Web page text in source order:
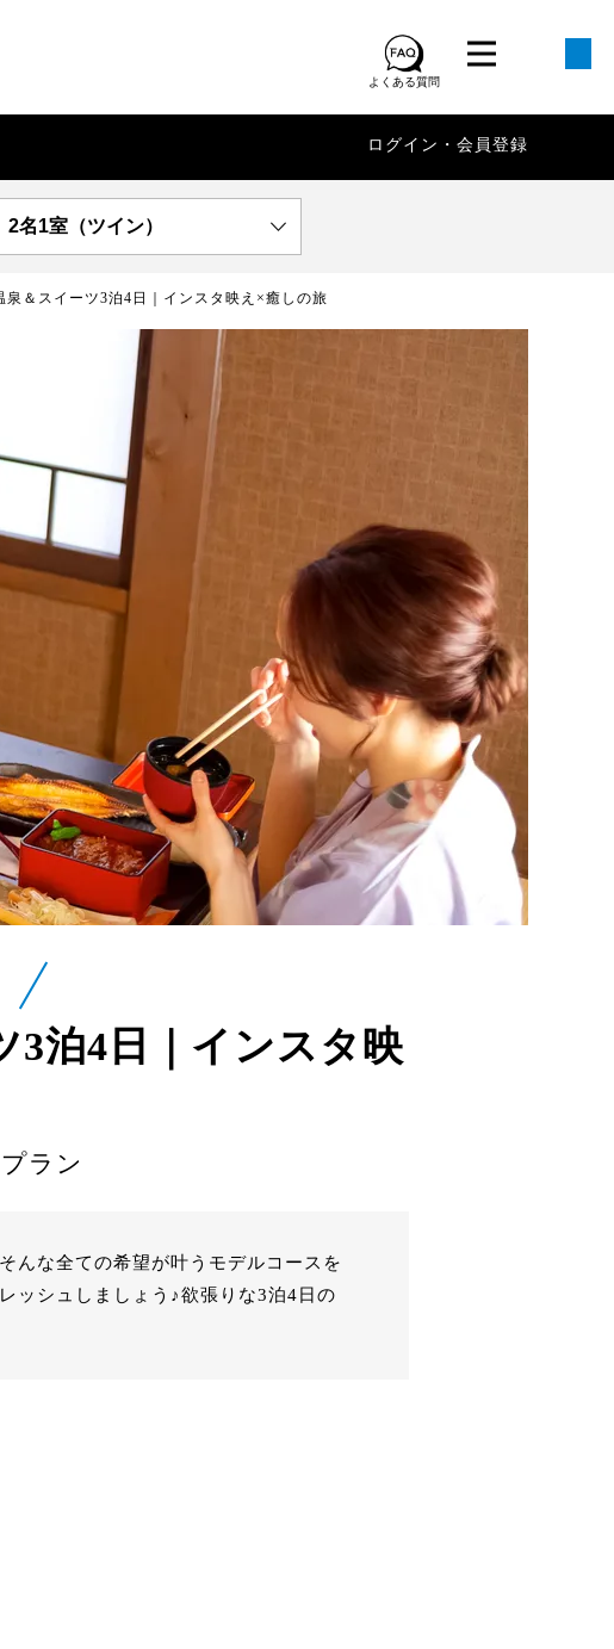
よくある質問
ログイン・会員登録
2名1室（ツイン）
＆スイーツ3泊4日｜インスタ映え×癒しの旅
3泊4日｜インスタ映
ラン
んな全ての希望が叶うモデルコースを
ッシュしましょう♪欲張りな3泊4日の